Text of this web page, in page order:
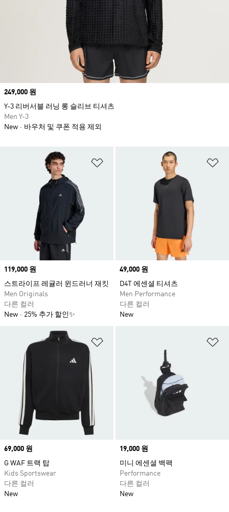
위시리스트 담기
Price
119,000 원
스트라이프 레귤러 윈드러너 재킷
Men Originals
다른 컬러
New
25% 추가 할인✨
Price
49,000 원
D4T 에센셜 티셔츠
Men Performance
다른 컬러
New
Price
69,000 원
G WAF 트랙 탑
Kids Sportswear
다른 컬러
New
Price
19,000 원
미니 에센셜 백팩
Performance
다른 컬러
New
Price
249,000 원
Y-3 리버서블 러닝 롱 슬리브 티셔츠
Men Y-3
New
바우처 및 쿠폰 적용 제외